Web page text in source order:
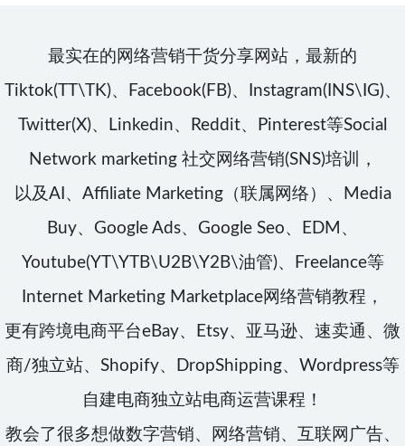
最实在的网络营销干货分享网站，最新的
Tiktok(TT\TK)、Facebook(FB)、Instagram(INS\IG)、
Twitter(X)、Linkedin、Reddit、Pinterest等Social
Network marketing 社交网络营销(SNS)培训，
以及AI、Affiliate Marketing（联属网络）、Media
Buy、Google Ads、Google Seo、EDM、
Youtube(YT\YTB\U2B\Y2B\油管)、Freelance等
Internet Marketing Marketplace网络营销教程，
更有跨境电商平台eBay、Etsy、亚马逊、速卖通、微
商/独立站、Shopify、DropShipping、Wordpress等
自建电商独立站电商运营课程！
教会了很多想做数字营销、网络营销、互联网广告、